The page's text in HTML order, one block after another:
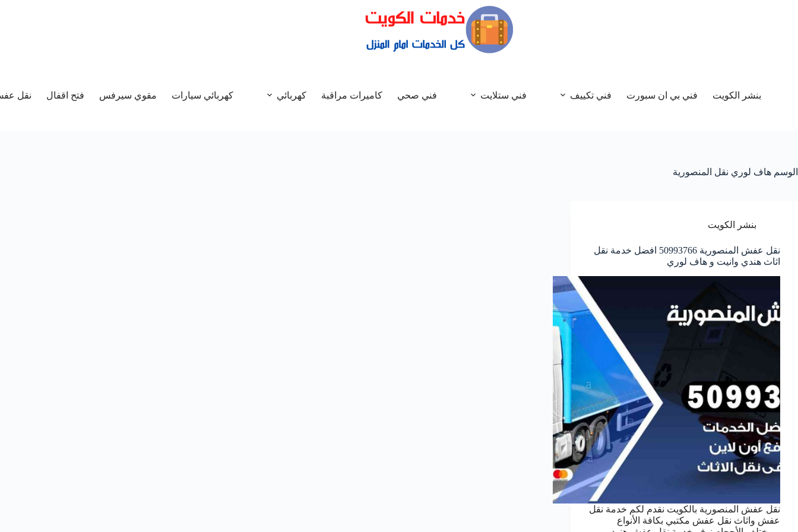
بنشر الكويت فني بي ان سبورت فني تكييف فني ستلايت فني صحي كاميرات مراقبة كهربائي كهربائي سيارات مقوي سيرفس فتح اقفال نقل
الوسم هاف لوري نقل المنصورية
بنشر الكويت
نقل عفش المنصورية 50993766 افضل خدمة نقل
اثاث هندي وانيت و هاف لوري
نقل عفش المنصورية بالكويت نقدم لكم خدمة نقل
عفش واثاث نقل عفش مكتبي بكافة الأنواع